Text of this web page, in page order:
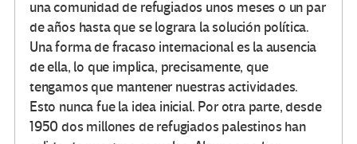
una comunidad de refugiados unos meses o un par
de años hasta que se lograra la solución política.
Una forma de fracaso internacional es la ausencia
de ella, lo que implica, precisamente, que
tengamos que mantener nuestras actividades.
Esto nunca fue la idea inicial. Por otra parte, desde
1950 dos millones de refugiados palestinos han